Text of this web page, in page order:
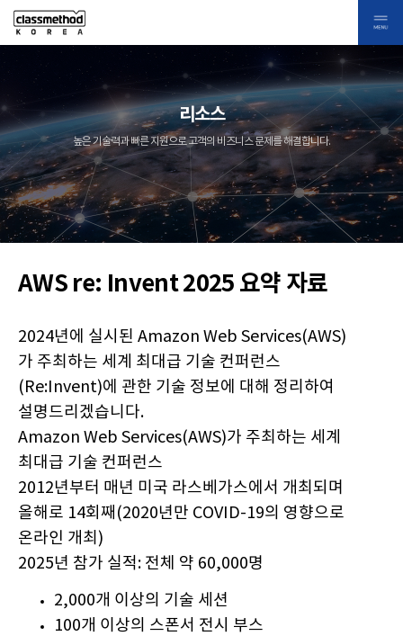
리소스
높은 기술력과 빠른 지원으로 고객의 비즈니스 문제를 해결합니다.
AWS re: Invent 2025 요약 자료
2024년에 실시된 Amazon Web Services(AWS)
가 주최하는 세계 최대급 기술 컨퍼런스
(Re:Invent)에 관한 기술 정보에 대해 정리하여
설명드리겠습니다.
Amazon Web Services(AWS)가 주최하는 세계
최대급 기술 컨퍼런스
2012년부터 매년 미국 라스베가스에서 개최되며
올해로 14회째(2020년만 COVID-19의 영향으로
온라인 개최)
2025년 참가 실적: 전체 약 60,000명
2,000개 이상의 기술 세션
100개 이상의 스폰서 전시 부스